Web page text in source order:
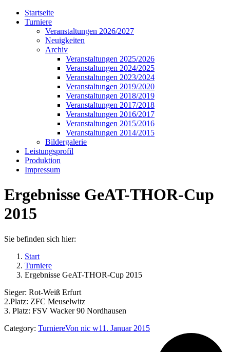
Startseite
Turniere
Veranstaltungen 2026/2027
Neuigkeiten
Archiv
Veranstaltungen 2025/2026
Veranstaltungen 2024/2025
Veranstaltungen 2023/2024
Veranstaltungen 2019/2020
Veranstaltungen 2018/2019
Veranstaltungen 2017/2018
Veranstaltungen 2016/2017
Veranstaltungen 2015/2016
Veranstaltungen 2014/2015
Bildergalerie
Leistungsprofil
Produktion
Impressum
Ergebnisse GeAT-THOR-Cup
2015
Sie befinden sich hier:
Start
Turniere
Ergebnisse GeAT-THOR-Cup 2015
Sieger: Rot-Weiß Erfurt
2.Platz: ZFC Meuselwitz
3. Platz: FSV Wacker 90 Nordhausen
Category: TurniereVon nic w11. Januar 2015